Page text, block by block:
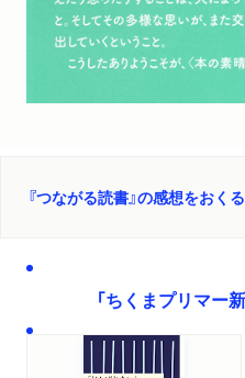
『つながる読書』の感想をおくる
「ちくまプリマー